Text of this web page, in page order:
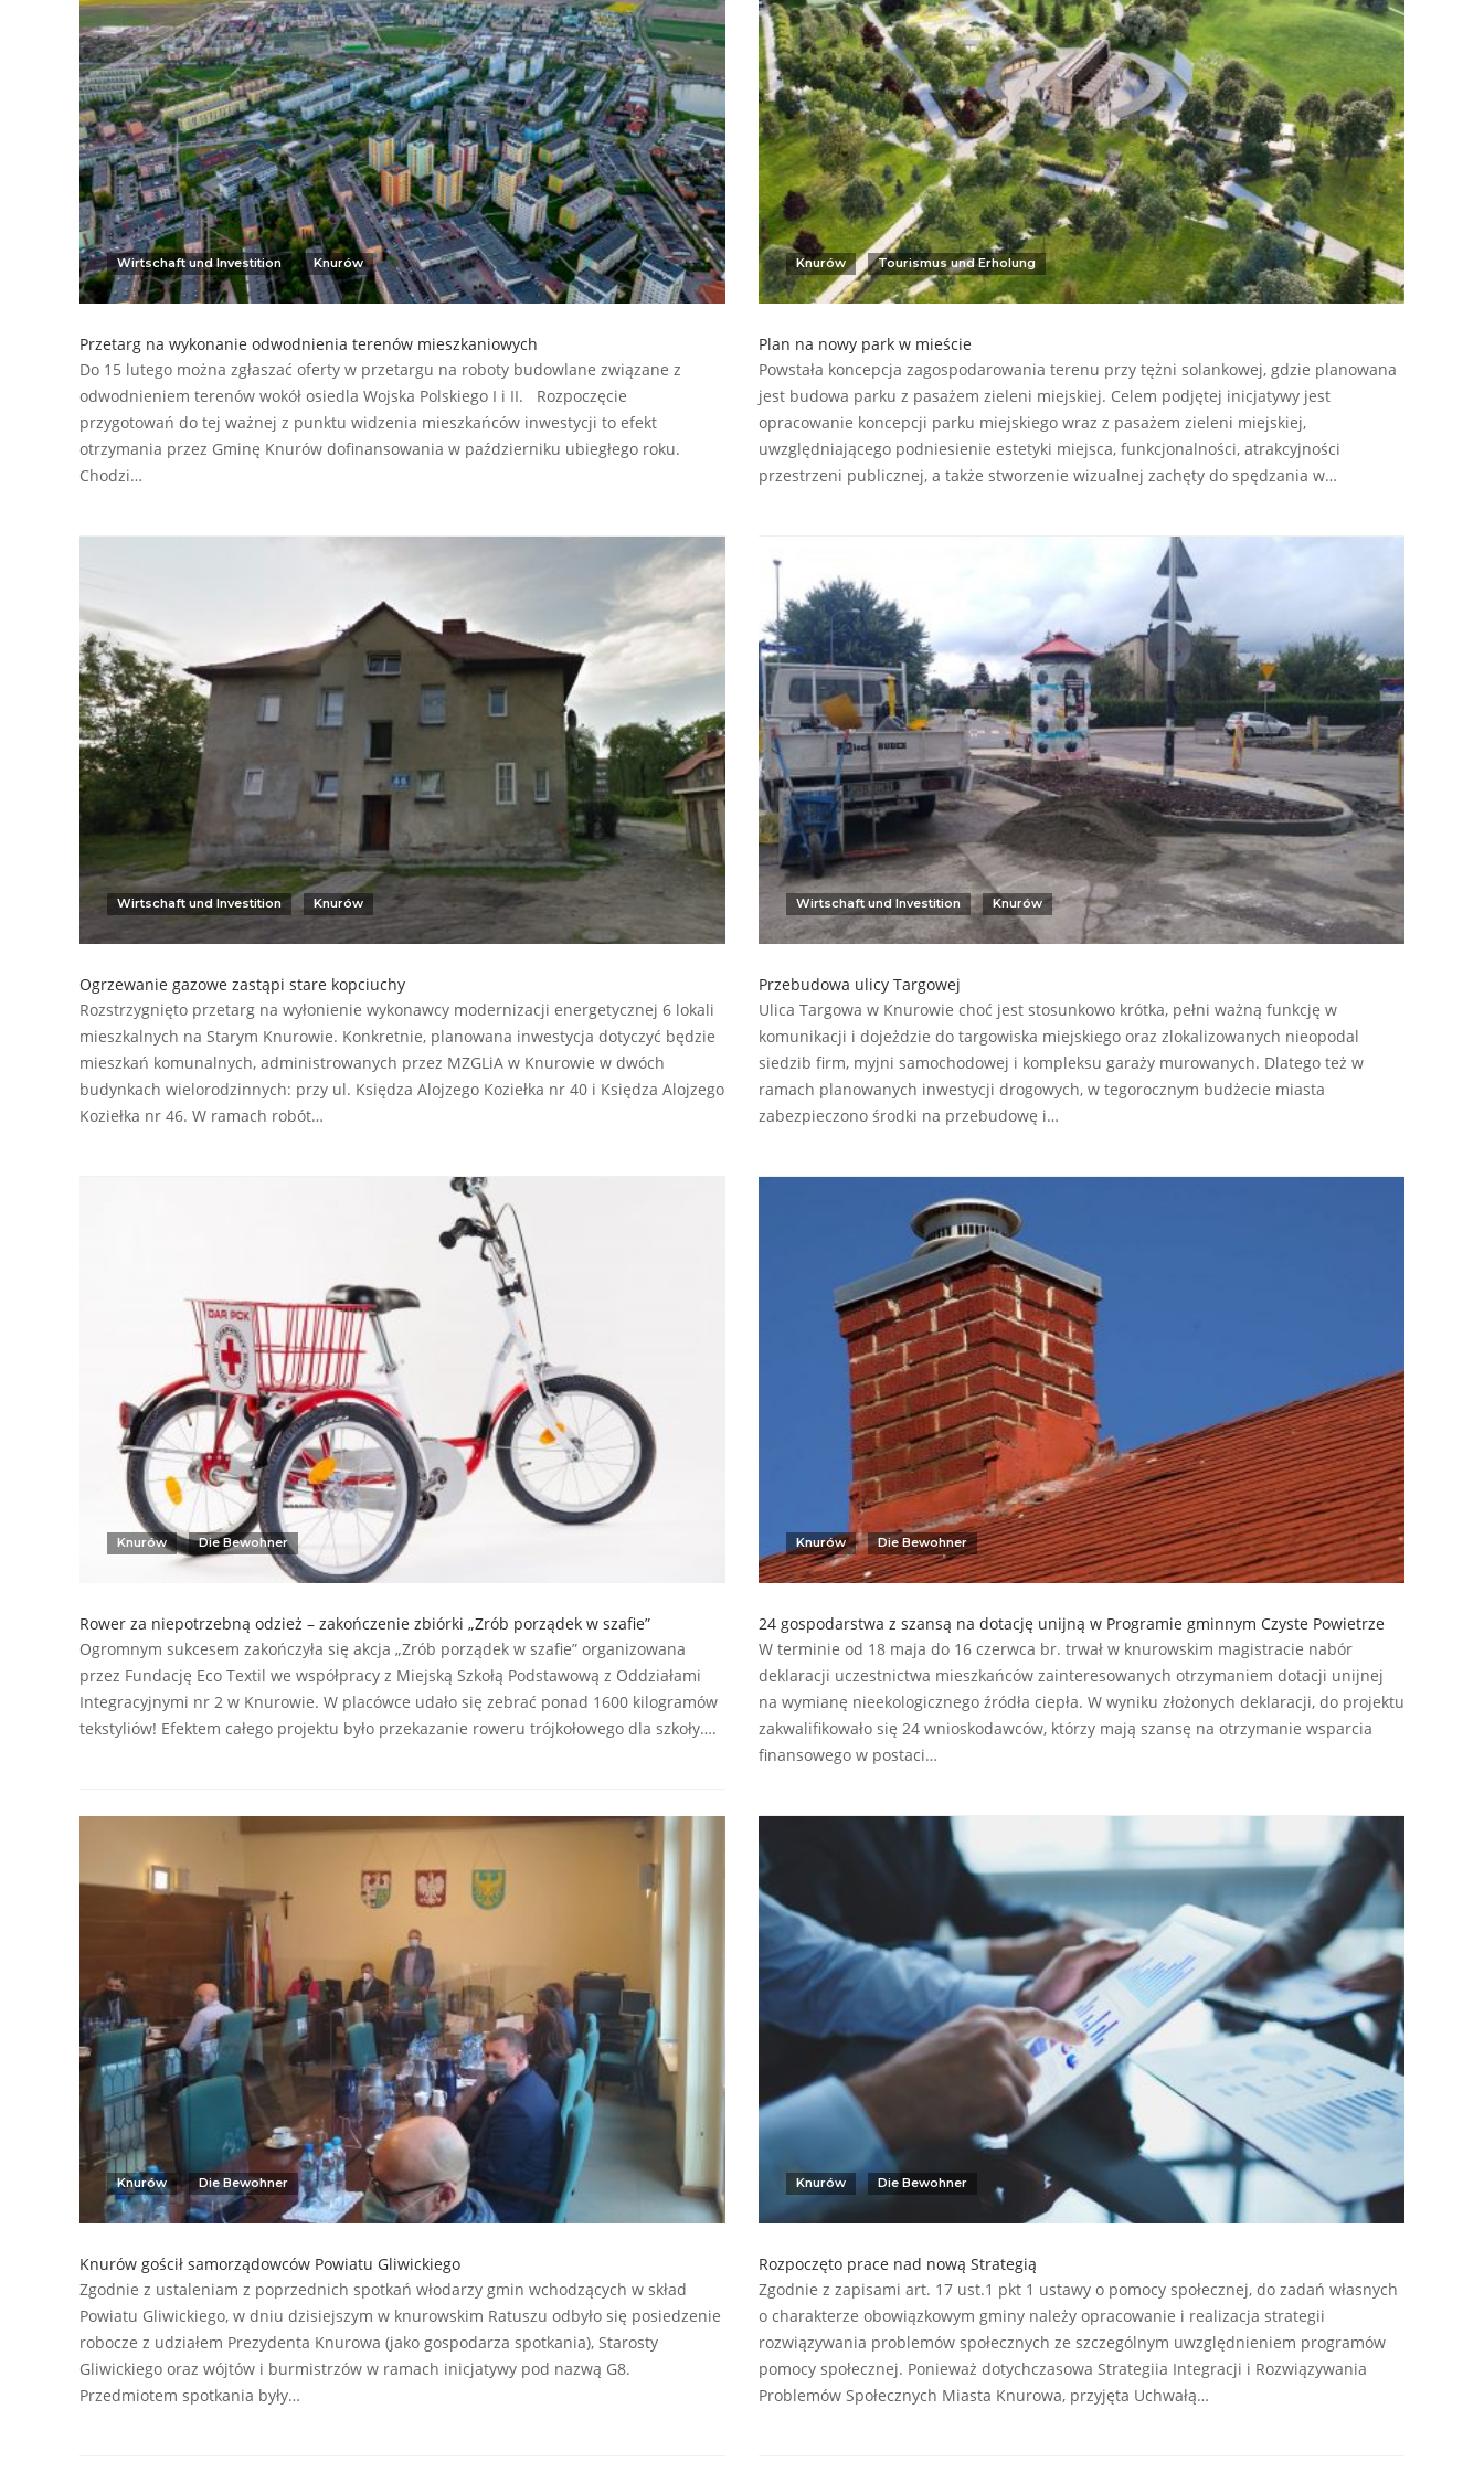
Wirtschaft und Investition Knurów
Przetarg na wykonanie odwodnienia terenów mieszkaniowych
Do 15 lutego można zgłaszać oferty w przetargu na roboty budowlane związane z
odwodnieniem terenów wokół osiedla Wojska Polskiego I i II. Rozpoczęcie
przygotowań do tej ważnej z punktu widzenia mieszkańców inwestycji to efekt
otrzymania przez Gminę Knurów dofinansowania w październiku ubiegłego roku.
Chodzi…
Knurów Tourismus und Erholung
Plan na nowy park w mieście
Powstała koncepcja zagospodarowania terenu przy tężni solankowej, gdzie planowana
jest budowa parku z pasażem zieleni miejskiej. Celem podjętej inicjatywy jest
opracowanie koncepcji parku miejskiego wraz z pasażem zieleni miejskiej,
uwzględniającego podniesienie estetyki miejsca, funkcjonalności, atrakcyjności
przestrzeni publicznej, a także stworzenie wizualnej zachęty do spędzania w…
Wirtschaft und Investition Knurów
Ogrzewanie gazowe zastąpi stare kopciuchy
Rozstrzygnięto przetarg na wyłonienie wykonawcy modernizacji energetycznej 6 lokali
mieszkalnych na Starym Knurowie. Konkretnie, planowana inwestycja dotyczyć będzie
mieszkań komunalnych, administrowanych przez MZGLiA w Knurowie w dwóch
budynkach wielorodzinnych: przy ul. Księdza Alojzego Koziełka nr 40 i Księdza Alojzego
Koziełka nr 46. W ramach robót…
Wirtschaft und Investition Knurów
Przebudowa ulicy Targowej
Ulica Targowa w Knurowie choć jest stosunkowo krótka, pełni ważną funkcję w
komunikacji i dojeżdzie do targowiska miejskiego oraz zlokalizowanych nieopodal
siedzib firm, myjni samochodowej i kompleksu garaży murowanych. Dlatego też w
ramach planowanych inwestycji drogowych, w tegorocznym budżecie miasta
zabezpieczono środki na przebudowę i…
Knurów Die Bewohner
Rower za niepotrzebną odzież – zakończenie zbiórki „Zrób porządek w szafie”
Ogromnym sukcesem zakończyła się akcja „Zrób porządek w szafie” organizowana
przez Fundację Eco Textil we współpracy z Miejską Szkołą Podstawową z Oddziałami
Integracyjnymi nr 2 w Knurowie. W placówce udało się zebrać ponad 1600 kilogramów
tekstyliów! Efektem całego projektu było przekazanie roweru trójkołowego dla szkoły….
Knurów Die Bewohner
24 gospodarstwa z szansą na dotację unijną w Programie gminnym Czyste Powietrze
W terminie od 18 maja do 16 czerwca br. trwał w knurowskim magistracie nabór
deklaracji uczestnictwa mieszkańców zainteresowanych otrzymaniem dotacji unijnej
na wymianę nieekologicznego źródła ciepła. W wyniku złożonych deklaracji, do projektu
zakwalifikowało się 24 wnioskodawców, którzy mają szansę na otrzymanie wsparcia
finansowego w postaci…
Knurów Die Bewohner
Knurów gościł samorządowców Powiatu Gliwickiego
Zgodnie z ustaleniam z poprzednich spotkań włodarzy gmin wchodzących w skład
Powiatu Gliwickiego, w dniu dzisiejszym w knurowskim Ratuszu odbyło się posiedzenie
robocze z udziałem Prezydenta Knurowa (jako gospodarza spotkania), Starosty
Gliwickiego oraz wójtów i burmistrzów w ramach inicjatywy pod nazwą G8.
Przedmiotem spotkania były…
Knurów Die Bewohner
Rozpoczęto prace nad nową Strategią
Zgodnie z zapisami art. 17 ust.1 pkt 1 ustawy o pomocy społecznej, do zadań własnych
o charakterze obowiązkowym gminy należy opracowanie i realizacja strategii
rozwiązywania problemów społecznych ze szczególnym uwzględnieniem programów
pomocy społecznej. Ponieważ dotychczasowa Strategiia Integracji i Rozwiązywania
Problemów Społecznych Miasta Knurowa, przyjęta Uchwałą…